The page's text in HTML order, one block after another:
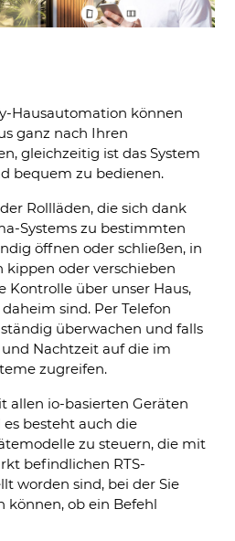
Hausautomation können
ganz nach Ihren
gleichzeitig ist das System
bequem zu bedienen.
Rollläden, die sich dank
Systems zu bestimmten
öffnen oder schließen, in
kippen oder verschieben
Kontrolle über unser Haus,
sind. Per Telefon
überwachen und falls
Nachtzeit auf die im
zugreifen.
allen io-basierten Geräten
besteht auch die
zu steuern, die mit
befindlichen RTS-
worden sind, bei der Sie
können, ob ein Befehl